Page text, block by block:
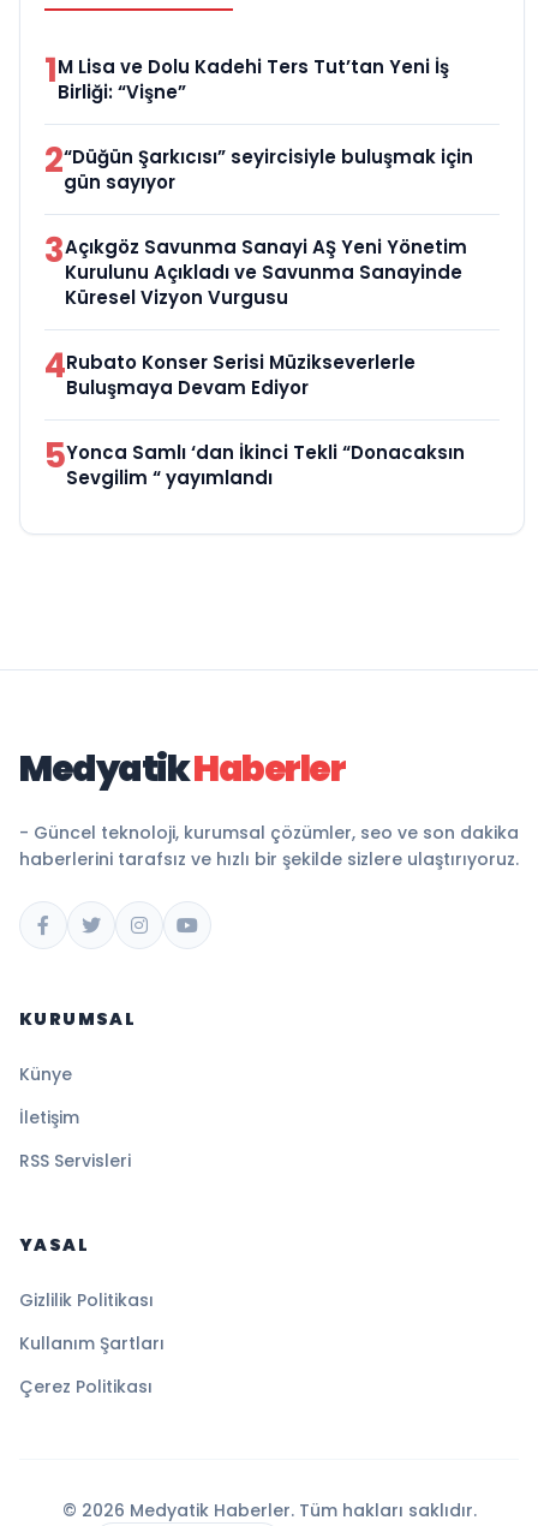
1M Lisa ve Dolu Kadehi Ters Tut’tan Yeni İş
Birliği: “Vişne”
2“Düğün Şarkıcısı” seyircisiyle buluşmak için
gün sayıyor
3Açıkgöz Savunma Sanayi AŞ Yeni Yönetim
Kurulunu Açıkladı ve Savunma Sanayinde
Küresel Vizyon Vurgusu
4Rubato Konser Serisi Müzikseverlerle
Buluşmaya Devam Ediyor
5Yonca Samlı ‘dan İkinci Tekli “Donacaksın
Sevgilim “ yayımlandı
MedyatikHaberler
- Güncel teknoloji, kurumsal çözümler, seo ve son dakika
haberlerini tarafsız ve hızlı bir şekilde sizlere ulaştırıyoruz.
KURUMSAL
Künye
İletişim
RSS Servisleri
YASAL
Gizlilik Politikası
Kullanım Şartları
Çerez Politikası
© 2026 Medyatik Haberler. Tüm hakları saklıdır.